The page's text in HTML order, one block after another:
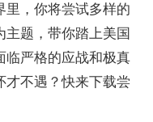
里，你将尝试多样的
题，带你踏上美国
临严格的应战和极真
才不遇？快来下载尝